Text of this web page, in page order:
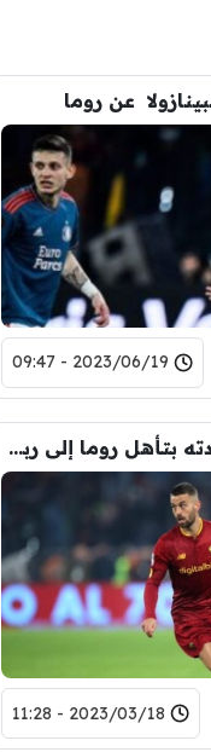
عن روما
2023/06/19 - 09:47
سبينازولا يعبر عن سعادته بتأهل روما إلى ربع نهائي الدوري الأوروبي
2023/03/18 - 11:28